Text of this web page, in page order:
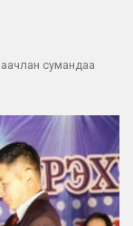
сумандаа